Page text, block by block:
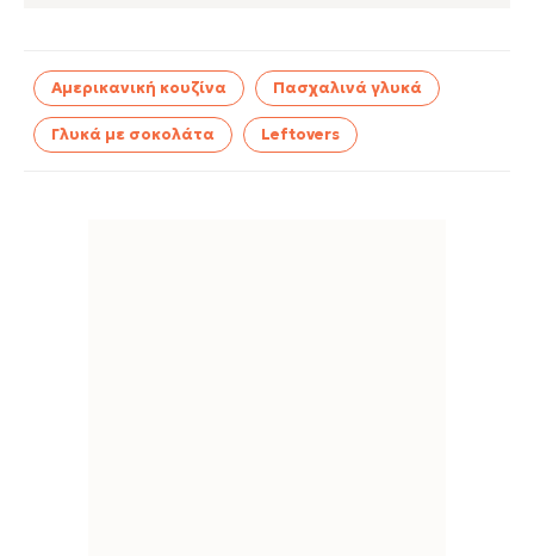
Αμερικανική κουζίνα Πασχαλινά γλυκά
Γλυκά με σοκολάτα Leftovers